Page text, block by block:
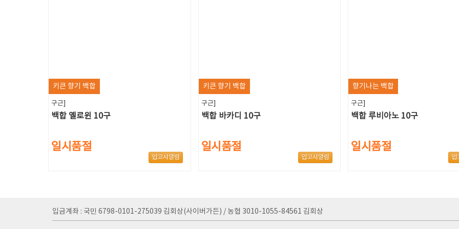
키큰 향기 백합
구근]
백합 옐로윈 10구
일시품절
입고시알림
키큰 향기 백합
구근]
백합 바카디 10구
일시품절
입고시알림
향기나는 백합
구근]
백합 루비아노 10구
일시품절
입
입금계좌 : 국민 6798-0101-275039 김회상(사이버가든) / 농협 3010-1055-84561 김회상